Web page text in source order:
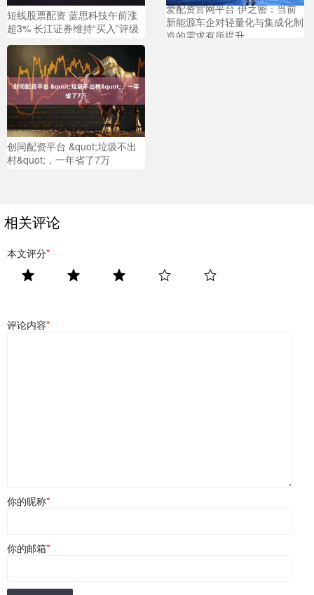
短线股票配资 蓝思科技午前涨
超3% 长江证券维持“买入”评级
爱配资官网平台 伊之密：当前
新能源车企对轻量化与集成化制
造的需求有所提升
创同配资平台 &quot;垃圾不出
村&quot;，一年省了7万
相关评论
本文评分*
评论内容*
你的昵称*
你的邮箱*